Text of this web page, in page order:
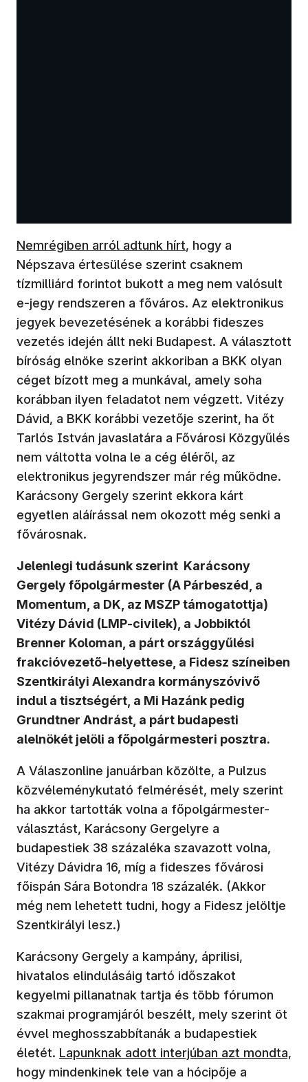
Nemrégiben arról adtunk hírt, hogy a
Népszava értesülése szerint csaknem
tízmilliárd forintot bukott a meg nem valósult
e-jegy rendszeren a főváros. Az elektronikus
jegyek bevezetésének a korábbi fideszes
vezetés idején állt neki Budapest. A választott
bíróság elnöke szerint akkoriban a BKK olyan
céget bízott meg a munkával, amely soha
korábban ilyen feladatot nem végzett. Vitézy
Dávid, a BKK korábbi vezetője szerint, ha őt
Tarlós István javaslatára a Fővárosi Közgyűlés
nem váltotta volna le a cég éléről, az
elektronikus jegyrendszer már rég működne.
Karácsony Gergely szerint ekkora kárt
egyetlen aláírással nem okozott még senki a
fővárosnak.
Jelenlegi tudásunk szerint Karácsony
Gergely főpolgármester (A Párbeszéd, a
Momentum, a DK, az MSZP támogatottja)
Vitézy Dávid (LMP-civilek), a Jobbiktól
Brenner Koloman, a párt országgyűlési
frakcióvezető-helyettese, a Fidesz színeiben
Szentkirályi Alexandra kormányszóvivő
indul a tisztségért, a Mi Hazánk pedig
Grundtner Andrást, a párt budapesti
alelnökét jelöli a főpolgármesteri posztra.
A Válaszonline januárban közölte, a Pulzus
közvéleménykutató felmérését, mely szerint
ha akkor tartották volna a főpolgármester-
választást, Karácsony Gergelyre a
budapestiek 38 százaléka szavazott volna,
Vitézy Dávidra 16, míg a fideszes fővárosi
főispán Sára Botondra 18 százalék. (Akkor
még nem lehetett tudni, hogy a Fidesz jelöltje
Szentkirályi lesz.)
Karácsony Gergely a kampány, áprilisi,
hivatalos elindulásáig tartó időszakot
kegyelmi pillanatnak tartja és több fórumon
szakmai programjáról beszélt, mely szerint öt
évvel meghosszabbítanák a budapestiek
életét. Lapunknak adott interjúban azt mondta,
hogy mindenkinek tele van a hócipője a